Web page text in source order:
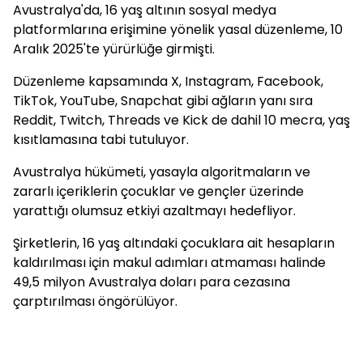
Avustralya'da, 16 yaş altının sosyal medya
platformlarına erişimine yönelik yasal düzenleme, 10
Aralık 2025'te yürürlüğe girmişti.
Düzenleme kapsamında X, Instagram, Facebook,
TikTok, YouTube, Snapchat gibi ağların yanı sıra
Reddit, Twitch, Threads ve Kick de dahil 10 mecra, yaş
kısıtlamasına tabi tutuluyor.
Avustralya hükümeti, yasayla algoritmaların ve
zararlı içeriklerin çocuklar ve gençler üzerinde
yarattığı olumsuz etkiyi azaltmayı hedefliyor.
Şirketlerin, 16 yaş altındaki çocuklara ait hesapların
kaldırılması için makul adımları atmaması halinde
49,5 milyon Avustralya doları para cezasına
çarptırılması öngörülüyor.